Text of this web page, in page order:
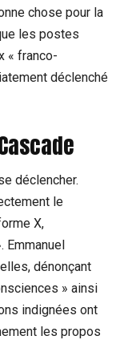
chose ⁣pour la​
les postes
« franco-
déclenché
déclencher.
le
X,
Emmanuel
dénonçant
» ainsi
indignées ⁢ont
les propos